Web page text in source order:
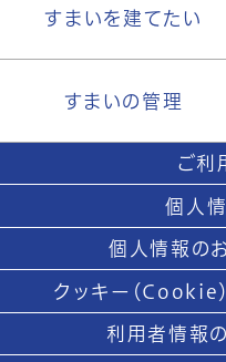
すまいを建てたい
すまいの管理
ご利
個人
個人情報の
クッキー（Cookie
利用者情報